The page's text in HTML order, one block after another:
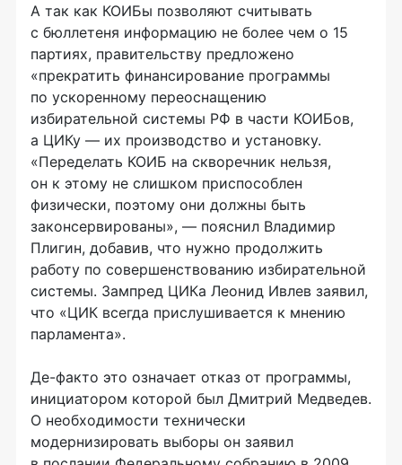
А так как КОИБы позволяют считывать
с бюллетеня информацию не более чем о 15
партиях, правительству предложено
«прекратить финансирование программы
по ускоренному переоснащению
избирательной системы РФ в части КОИБов,
а ЦИКу — их производство и установку.
«Переделать КОИБ на скворечник нельзя,
он к этому не слишком приспособлен
физически, поэтому они должны быть
законсервированы», — пояснил Владимир
Плигин, добавив, что нужно продолжить
работу по совершенствованию избирательной
системы. Зампред ЦИКа Леонид Ивлев заявил,
что «ЦИК всегда прислушивается к мнению
парламента».
Де-факто это означает отказ от программы,
инициатором которой был Дмитрий Медведев.
О необходимости технически
модернизировать выборы он заявил